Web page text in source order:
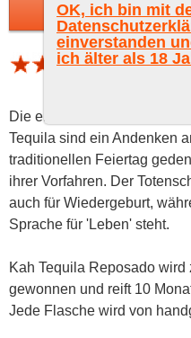
In
1
Die einzigartigen Flaschen
Tequila sind ein Andenken
traditionellen Feiertag
ihrer Vorfahren. Der
auch für Wiedergeburt,
Sprache für 'Leben' steht.
Kah Tequila Reposado
gewonnen und reift 10
Jede Flasche wird von
OK, ich bin mit
einverstanden
ich älter als 18